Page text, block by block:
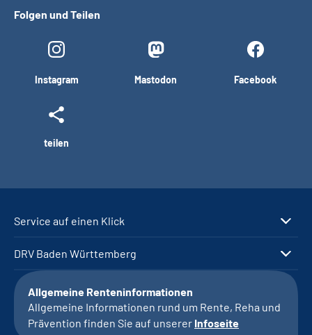
Folgen und Teilen
Instagram Mastodon Facebook
teilen
Service auf einen Klick
DRV Baden Württemberg
Allgemeine Renteninformationen
Allgemeine Informationen rund um Rente, Reha und
Prävention finden Sie auf unserer Infoseite